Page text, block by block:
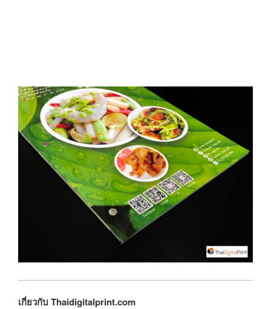
เกี่ยวกับ Thaidigitalprint.com